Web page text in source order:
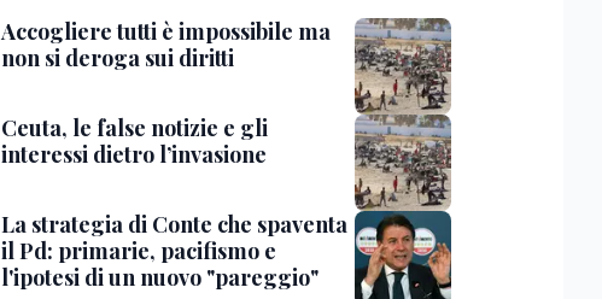
Accogliere tutti è impossibile ma
non si deroga sui diritti
Ceuta, le false notizie e gli
interessi dietro l’invasione
La strategia di Conte che spaventa
il Pd: primarie, pacifismo e
l'ipotesi di un nuovo "pareggio"